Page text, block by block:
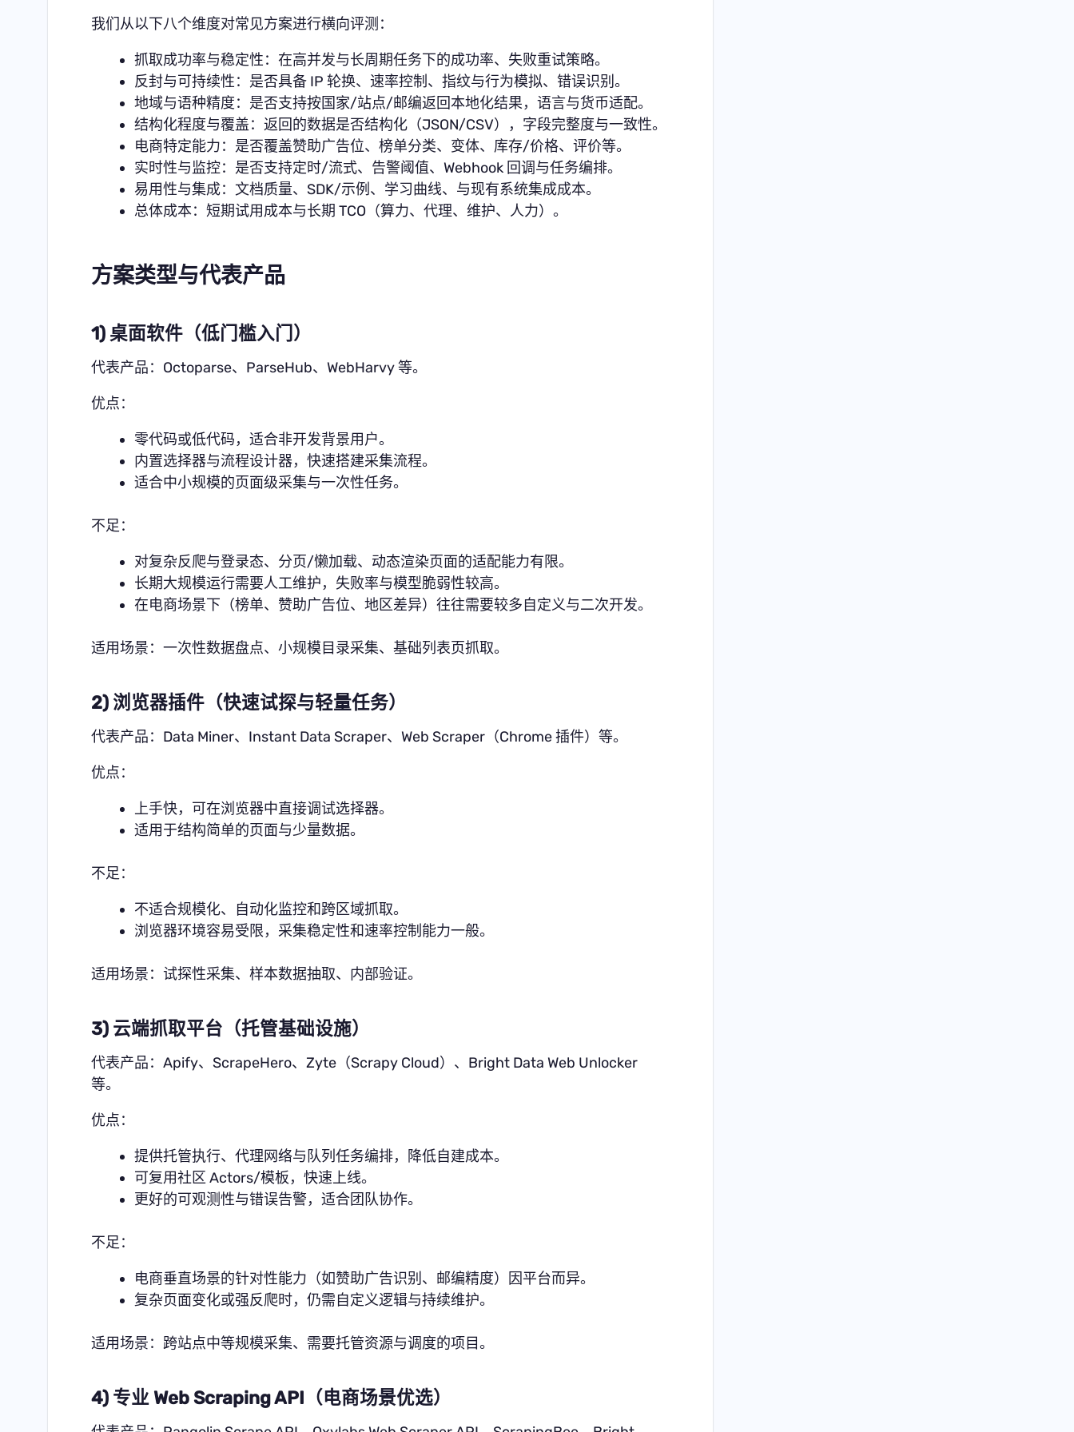
我们从以下八个维度对常见方案进行横向评测：
抓取成功率与稳定性：在高并发与长周期任务下的成功率、失败重试策略。
反封与可持续性：是否具备 IP 轮换、速率控制、指纹与行为模拟、错误识别。
地域与语种精度：是否支持按国家/站点/邮编返回本地化结果，语言与货币适配。
结构化程度与覆盖：返回的数据是否结构化（JSON/CSV），字段完整度与一致性。
电商特定能力：是否覆盖赞助广告位、榜单分类、变体、库存/价格、评价等。
实时性与监控：是否支持定时/流式、告警阈值、Webhook 回调与任务编排。
易用性与集成：文档质量、SDK/示例、学习曲线、与现有系统集成成本。
总体成本：短期试用成本与长期 TCO（算力、代理、维护、人力）。
方案类型与代表产品
1) 桌面软件（低门槛入门）
代表产品：Octoparse、ParseHub、WebHarvy 等。
优点：
零代码或低代码，适合非开发背景用户。
内置选择器与流程设计器，快速搭建采集流程。
适合中小规模的页面级采集与一次性任务。
不足：
对复杂反爬与登录态、分页/懒加载、动态渲染页面的适配能力有限。
长期大规模运行需要人工维护，失败率与模型脆弱性较高。
在电商场景下（榜单、赞助广告位、地区差异）往往需要较多自定义与二次开发。
适用场景：一次性数据盘点、小规模目录采集、基础列表页抓取。
2) 浏览器插件（快速试探与轻量任务）
代表产品：Data Miner、Instant Data Scraper、Web Scraper（Chrome 插件）等。
优点：
上手快，可在浏览器中直接调试选择器。
适用于结构简单的页面与少量数据。
不足：
不适合规模化、自动化监控和跨区域抓取。
浏览器环境容易受限，采集稳定性和速率控制能力一般。
适用场景：试探性采集、样本数据抽取、内部验证。
3) 云端抓取平台（托管基础设施）
代表产品：Apify、ScrapeHero、Zyte（Scrapy Cloud）、Bright Data Web Unlocker
等。
优点：
提供托管执行、代理网络与队列任务编排，降低自建成本。
可复用社区 Actors/模板，快速上线。
更好的可观测性与错误告警，适合团队协作。
不足：
电商垂直场景的针对性能力（如赞助广告识别、邮编精度）因平台而异。
复杂页面变化或强反爬时，仍需自定义逻辑与持续维护。
适用场景：跨站点中等规模采集、需要托管资源与调度的项目。
4) 专业 Web Scraping API（电商场景优选）